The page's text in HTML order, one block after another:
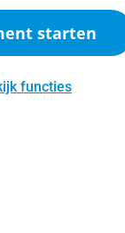
starten
functies